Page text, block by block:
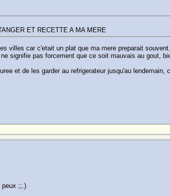
ET RECETTE A MA MERE
villes car c'etait un plat que ma mere preparait
signifie pas forcement que ce soit mauvais au gout,
et de les garder au refrigerateur jusqu'au
peux ;;.)